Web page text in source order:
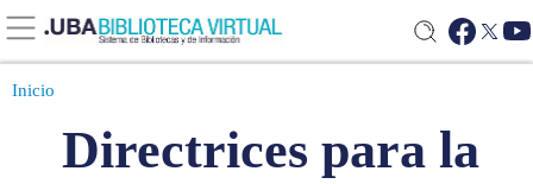
Inicio
Directrices para la